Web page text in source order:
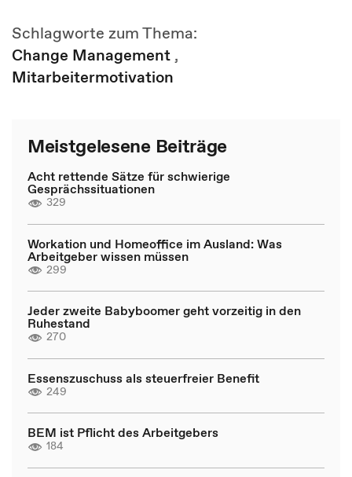
Schlagworte zum Thema:
Change Management ,
Mitarbeitermotivation
Meistgelesene Beiträge
Acht rettende Sätze für schwierige
Gesprächssituationen
329
Workation und Homeoffice im Ausland: Was
Arbeitgeber wissen müssen
299
Jeder zweite Babyboomer geht vorzeitig in den
Ruhestand
270
Essenszuschuss als steuerfreier Benefit
249
BEM ist Pflicht des Arbeitgebers
184